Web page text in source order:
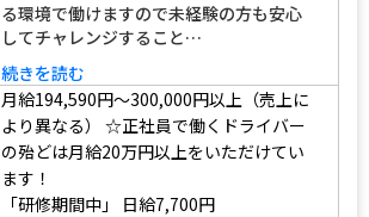
る環境で働けますので未経験の方も安心
してチャレンジすること…
続きを読む
月給194,590円～300,000円以上（売上に
より異なる）
☆正社員で働くドライバー
の殆どは月給20万円以上をいただけてい
ます！
「研修期間中」
日給7,700円